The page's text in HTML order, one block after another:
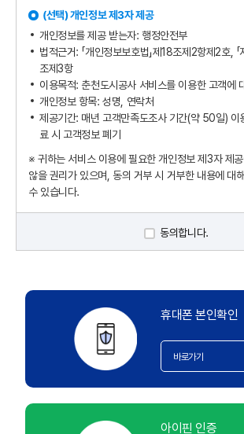
(선택) 개인정보 제3자 제공
개인정보를 제공 받는자: 행정안전부
법적근거: 「개인정보보호법」제18조제2항제2호,
조제3항
이용목적: 춘천도시공사 서비스를 이용한 고객에
개인정보 항목: 성명, 연락처
제공기간: 매년 고객만족도조사 기간(약 50일) 이
료 시 고객정보 폐기
※ 귀하는 서비스 이용에 필요한 개인정보 제3자 제
않을 권리가 있으며, 동의 거부 시 거부한 내용에 대
수 있습니다.
동의합니다.
휴대폰 본인확인
바로가기
아이핀 인증